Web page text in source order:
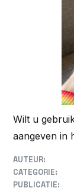
AUTEUR:
CATEGORIE:
PUBLICATIE:
Wilt u
aangeven in